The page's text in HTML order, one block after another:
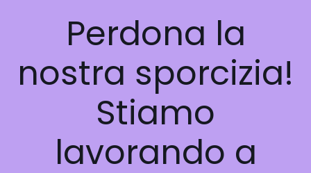
Perdona la
nostra sporcizia!
Stiamo
lavorando a